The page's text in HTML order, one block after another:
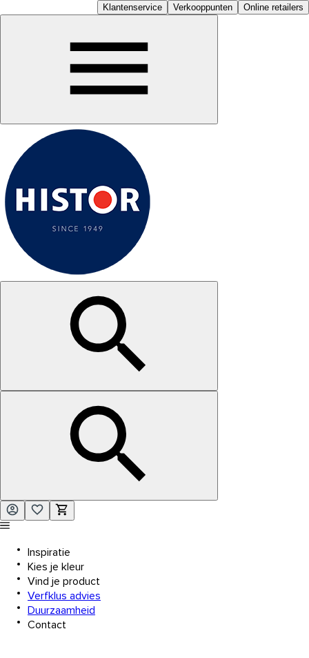
Klantenservice Verkooppunten Online retailers
Inspiratie
Kies je kleur
Vind je product
Verfklus advies
Duurzaamheid
Contact